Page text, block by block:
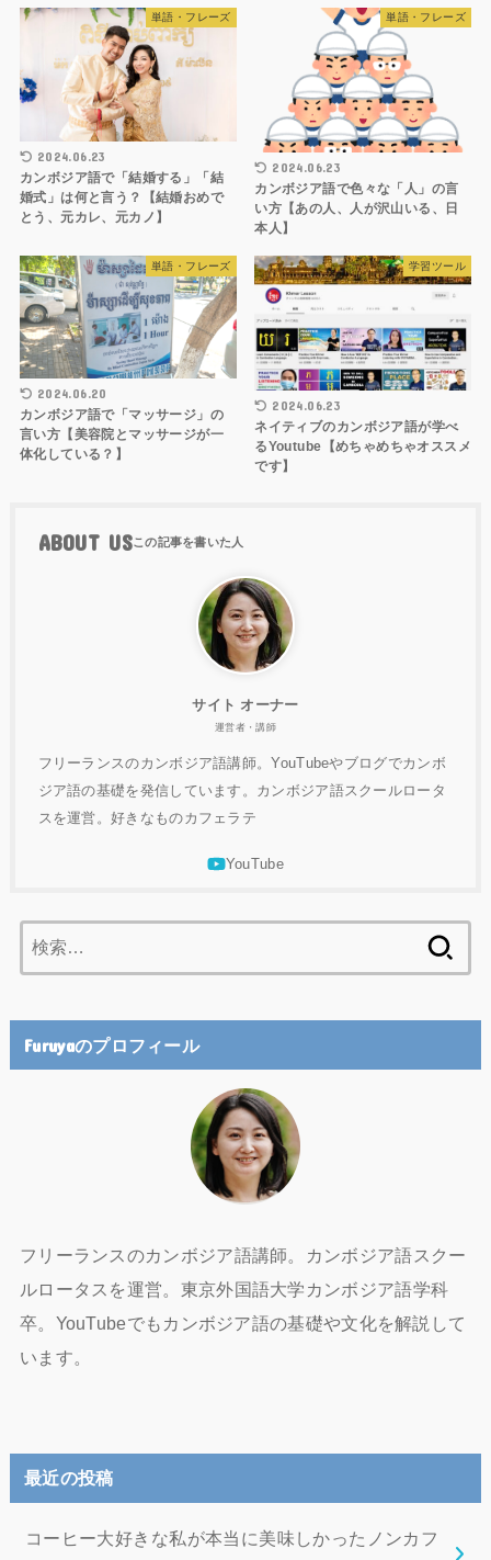
単語・フレーズ
2024.06.23
カンボジア語で「結婚する」「結
婚式」は何と言う？【結婚おめで
とう、元カレ、元カノ】
単語・フレーズ
2024.06.23
カンボジア語で色々な「人」の言
い方【あの人、人が沢山いる、日
本人】
単語・フレーズ
2024.06.20
カンボジア語で「マッサージ」の
言い方【美容院とマッサージが一
体化している？】
学習ツール
2024.06.23
ネイティブのカンボジア語が学べ
るYoutube【めちゃめちゃオススメ
です】
ABOUT US
サイト オーナー
運営者・講師
フリーランスのカンボジア語講師。YouTubeやブログでカンボ
ジア語の基礎を発信しています。カンボジア語スクールロータ
スを運営。好きなものカフェラテ
索:
Furuyaのプロフィール
フリーランスのカンボジア語講師。カンボジア語スクー
ルロータスを運営。東京外国語大学カンボジア語学科
卒。YouTubeでもカンボジア語の基礎や文化を解説して
います。
最近の投稿
コーヒー大好きな私が本当に美味しかったノンカフ